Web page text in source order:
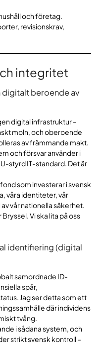
och företag.
revisionskrav,
integritet
digitalt beroende av
digital infrastruktur –
moln, och oberoende
av främmande makt.
och försvar använder i
styrd IT-standard. Det är
som investerar i svensk
våra identiteter, vår
vår nationella säkerhet.
Vi ska lita på oss
identifiering (digital
samordnade ID-
spår,
Jag ser detta som ett
där individens
tvång.
i sådana system, och
strikt svensk kontroll –